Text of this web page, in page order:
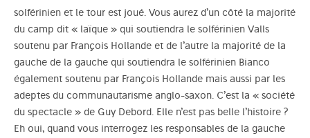
solférinien et le tour est joué. Vous aurez d’un côté la majorité
du camp dit « laïque » qui soutiendra le solférinien Valls
soutenu par François Hollande et de l’autre la majorité de la
gauche de la gauche qui soutiendra le solférinien Bianco
également soutenu par François Hollande mais aussi par les
adeptes du communautarisme anglo-saxon. C’est la « société
du spectacle » de Guy Debord. Elle n’est pas belle l’histoire ?
Eh oui, quand vous interrogez les responsables de la gauche